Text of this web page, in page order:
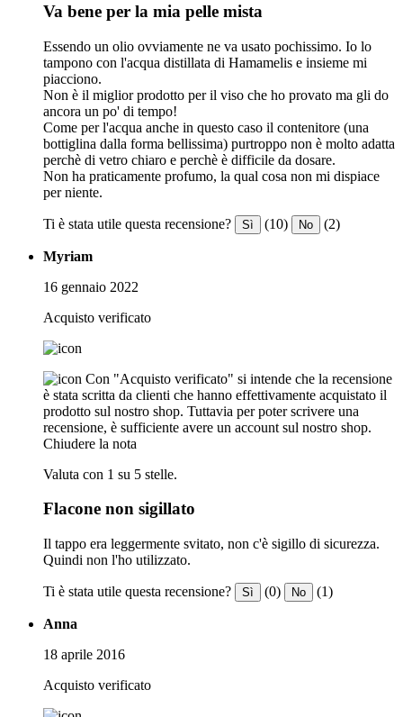
Va bene per la mia pelle mista
Essendo un olio ovviamente ne va usato pochissimo. Io lo
tampono con l'acqua distillata di Hamamelis e insieme mi
piacciono.
Non è il miglior prodotto per il viso che ho provato ma gli do
ancora un po' di tempo!
Come per l'acqua anche in questo caso il contenitore (una
bottiglina dalla forma bellissima) purtroppo non è molto adatta
perchè di vetro chiaro e perchè è difficile da dosare.
Non ha praticamente profumo, la qual cosa non mi dispiace
per niente.
Ti è stata utile questa recensione? Sì (10) No (2)
Myriam
16 gennaio 2022
Acquisto verificato
Con "Acquisto verificato" si intende che la recensione
è stata scritta da clienti che hanno effettivamente acquistato il
prodotto sul nostro shop. Tuttavia per poter scrivere una
recensione, è sufficiente avere un account sul nostro shop.
Chiudere la nota
Valuta con 1 su 5 stelle.
Flacone non sigillato
Il tappo era leggermente svitato, non c'è sigillo di sicurezza.
Quindi non l'ho utilizzato.
Ti è stata utile questa recensione? Sì (0) No (1)
Anna
18 aprile 2016
Acquisto verificato